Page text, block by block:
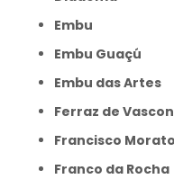
Embu
Embu Guaçú
Embu das Artes
Ferraz de
Francisco Morato
Franco da Rocha